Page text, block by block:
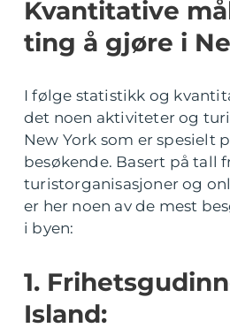
Kvantitative
ting å gjøre i
I følge statistikk og
det noen aktiviteter og
New York som er spesielt
besøkende. Basert på tall
turistorganisasjoner og
er her noen av de mest
i byen:
1.
Island: